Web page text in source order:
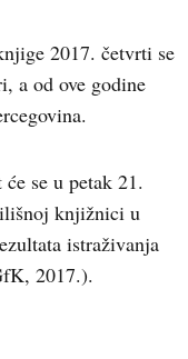
2017. četvrti se
a od ove godine
se u petak 21.
knjižnici u
istraživanja
2017.).